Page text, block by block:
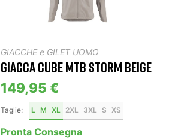
GIACCHE e GILET UOMO
GIACCA CUBE MTB STORM BEIGE
149,95 €
Taglie: L M XL 2XL 3XL S XS
Pronta Consegna